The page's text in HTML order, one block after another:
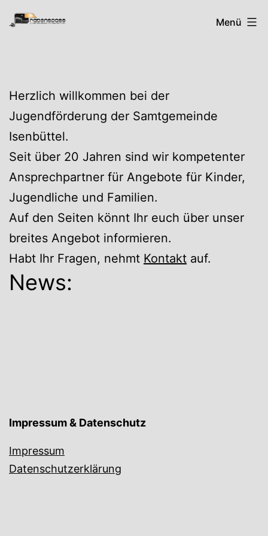
Zum
Inhalt
RabenspassMenü
Herzlich willkommen bei der
Jugendförderung der Samtgemeinde
Isenbüttel.
Seit über 20 Jahren sind wir kompetenter
Ansprechpartner für Angebote für Kinder,
Jugendliche und Familien.
Auf den Seiten könnt Ihr euch über unser
breites Angebot informieren.
Habt Ihr Fragen, nehmt Kontakt auf.
News:
Impressum & Datenschutz
Impressum
Datenschutzerklärung